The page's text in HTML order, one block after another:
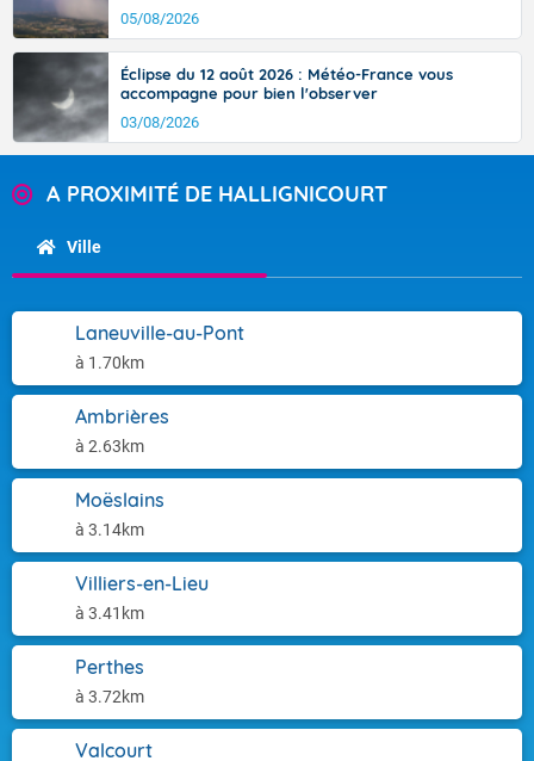
05/08/2026
Éclipse du 12 août 2026 : Météo-France vous
accompagne pour bien l'observer
03/08/2026
A PROXIMITÉ DE HALLIGNICOURT
Ville
Laneuville-au-Pont
à 1.70km
Ambrières
à 2.63km
Moëslains
à 3.14km
Villiers-en-Lieu
à 3.41km
Perthes
à 3.72km
Valcourt